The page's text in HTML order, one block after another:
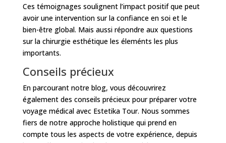
Ces témoignages soulignent l’impact positif que peut
avoir une intervention sur la confiance en soi et le
bien-être global. Mais aussi répondre aux questions
sur la chirurgie esthétique les éleménts les plus
importants.
Conseils précieux
En parcourant notre blog, vous découvrirez
également des conseils précieux pour préparer votre
voyage médical avec Estetika Tour. Nous sommes
fiers de notre approche holistique qui prend en
compte tous les aspects de votre expérience, depuis